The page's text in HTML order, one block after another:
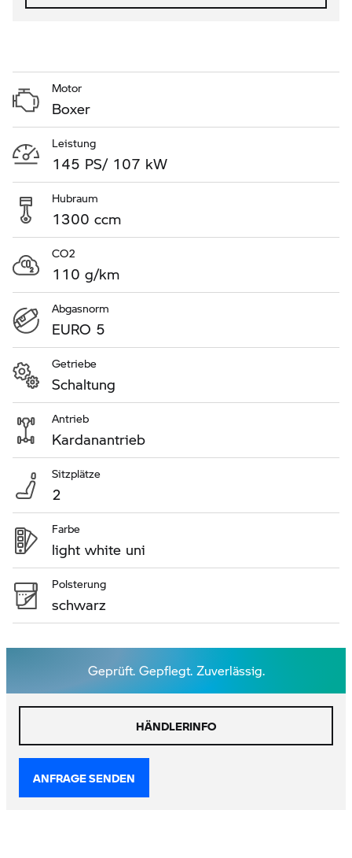
Motor
Boxer
Leistung
145 PS/ 107 kW
Hubraum
1300 ccm
CO2
110 g/km
Abgasnorm
EURO 5
Getriebe
Schaltung
Antrieb
Kardanantrieb
Sitzplätze
2
Farbe
light white uni
Polsterung
schwarz
Geprüft. Gepflegt. Zuverlässig.
HÄNDLERINFO
ANFRAGE SENDEN